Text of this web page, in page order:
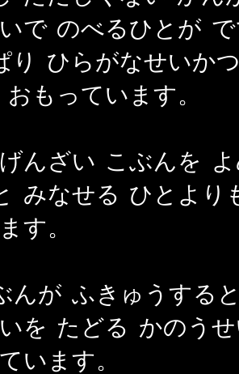
で のべるひとが
り ひらがなせいか
もっています。
んざい こぶんを
みなせる ひとより
す。
んが ふきゅうする
を たどる かのう
います。